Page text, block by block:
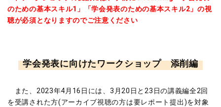
のための基本スキル1」「学会発表のための基本スキル2」の視
聴が必須となりますのでご注意ください
学会発表に向けたワークショップ 添削編
また、2023年4月16日には、3月20日と23日の講義編全2回
を受講された方(アーカイブ視聴の方は要レポート提出)を対象